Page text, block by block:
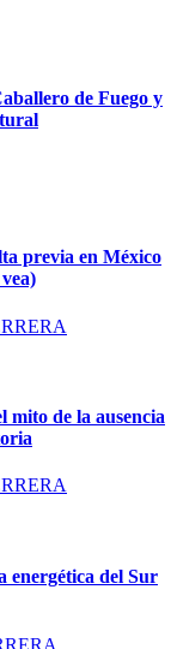
de Fuego y
previa en México
mito de la ausencia
energética del Sur